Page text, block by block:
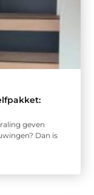
geven
Dan is